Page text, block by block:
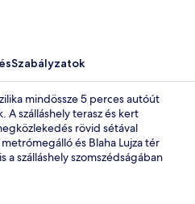
Szabályzatok
mindössze 5 perces autóút
szálláshely terasz és kert
rövid sétával
és Blaha Lujza tér
a szálláshely szomszédságában